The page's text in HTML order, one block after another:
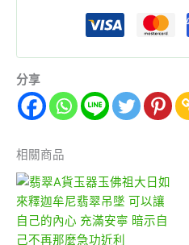
分享
相關商品